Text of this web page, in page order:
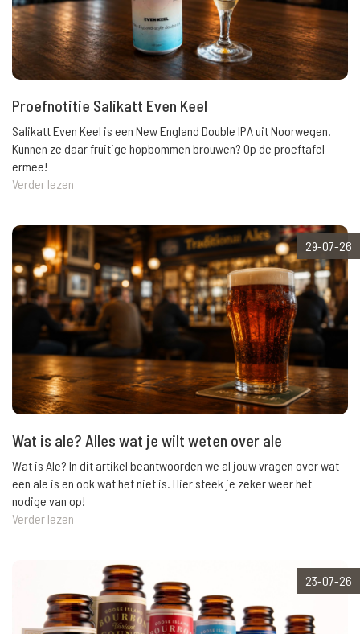
Proefnotitie Salikatt Even Keel
Salikatt Even Keel is een New England Double IPA uit Noorwegen.
Kunnen ze daar fruitige hopbommen brouwen? Op de proeftafel
ermee!
Verder lezen
29-07-26
Wat is ale? Alles wat je wilt weten over ale
Wat is Ale? In dit artikel beantwoorden we al jouw vragen over wat
een ale is en ook wat het niet is. Hier steek je zeker weer het
nodige van op!
Verder lezen
23-07-26